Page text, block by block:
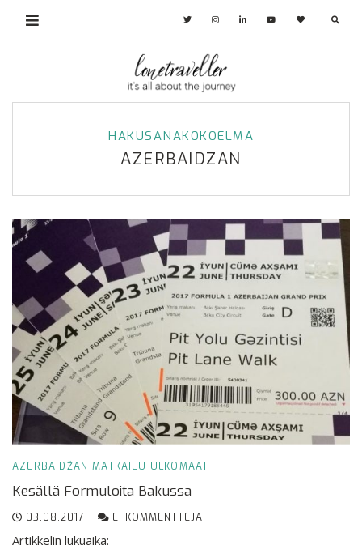
HAKUSANAKOKOELMA
AZERBAIDZAN
AZERBAIDŽAN MATKAILU ULKOMAAT
Kesällä Formuloita Bakussa
03.08.2017 EI KOMMENTTEJA
Artikkelin lukuaika: